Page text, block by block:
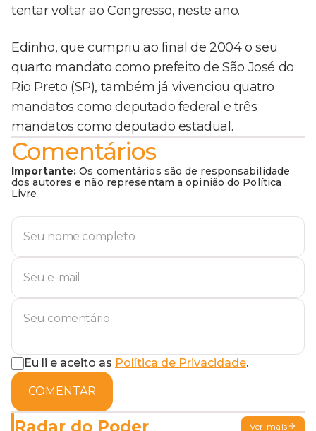
tentar voltar ao Congresso, neste ano.
Edinho, que cumpriu ao final de 2004 o seu
quarto mandato como prefeito de São José do
Rio Preto (SP), também já vivenciou quatro
mandatos como deputado federal e três
mandatos como deputado estadual.
Comentários
Importante: Os comentários são de responsabilidade
dos autores e não representam a opinião do Política
Livre
Eu li e aceito as Política de Privacidade.
COMENTAR
Radar do Poder Ver mais